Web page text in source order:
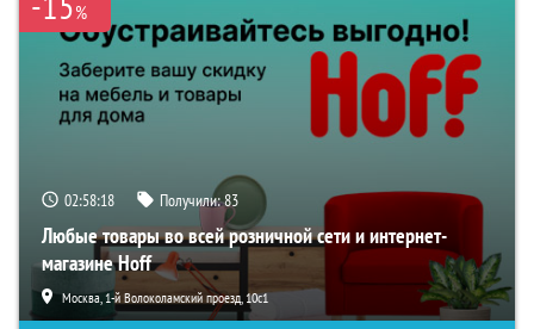
%
02:58:17 Получили:83
Любые товары во всей розничной сети и интернет-
магазине Hoff
Москва, 1-й Волоколамский проезд, 10с1